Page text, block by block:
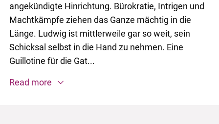
angekündigte Hinrichtung. Bürokratie, Intrigen und
Machtkämpfe ziehen das Ganze mächtig in die
Länge. Ludwig ist mittlerweile gar so weit, sein
Schicksal selbst in die Hand zu nehmen. Eine
Guillotine für die Gat...
Read more